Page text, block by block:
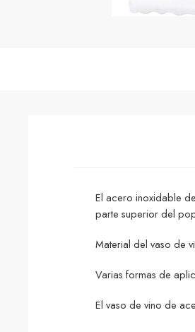
El acero inoxidable
parte superior del
Material del vaso de
Varias formas de
El vaso de vino de